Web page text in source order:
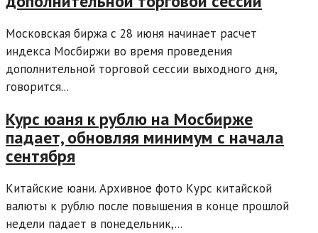
Московская биржа с 28 июня начинает расчет
индекса Мосбиржи во время проведения
дополнительной торговой сессии выходного дня,
говорится...
Курс юаня к рублю на Мосбирже
падает, обновляя минимум с начала
сентября
Китайские юани. Архивное фото Курс китайской
валюты к рублю после повышения в конце прошлой
недели падает в понедельник,...